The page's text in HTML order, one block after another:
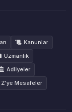
Kanunlar
Uzmanlık
Adliyeler
Z'ye Mesafeler